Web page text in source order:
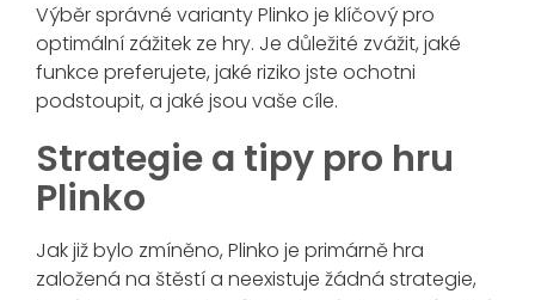
Výběr správné varianty Plinko je klíčový pro
optimální zážitek ze hry. Je důležité zvážit, jaké
funkce preferujete, jaké riziko jste ochotni
podstoupit, a jaké jsou vaše cíle.
Strategie a tipy pro hru
Plinko
Jak již bylo zmíněno, Plinko je primárně hra
založená na štěstí a neexistuje žádná strategie,